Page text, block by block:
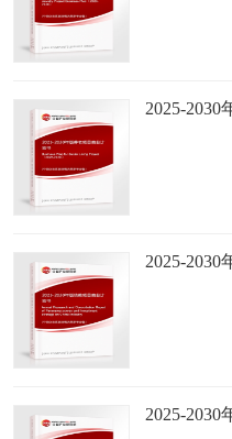
2025-2030
2025-2030
2025-